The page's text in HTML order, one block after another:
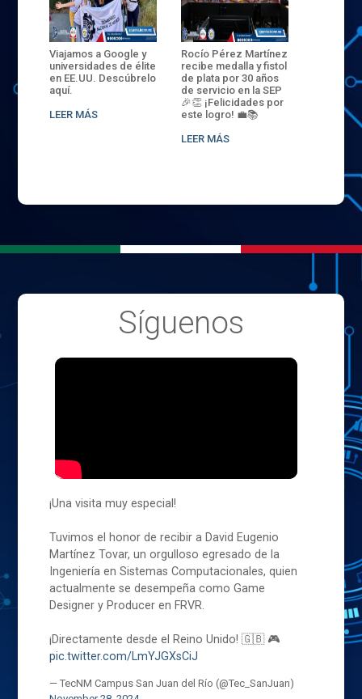
Viajamos a Google y
universidades de élite
en EE.UU. Descúbrelo
aquí.
LEER MÁS
Rocío Pérez Martínez
recibe medalla y fistol
de plata por 30 años
de servicio en la SEP
🎉👏 ¡Felicidades por
este logro! 💼📚
LEER MÁS
ENECB-
del
batalla.
32
sede
Síguenos
¡Una visita muy especial!
Tuvimos el honor de recibir a David Eugenio
Martínez Tovar, un orgulloso egresado de la
Ingeniería en Sistemas Computacionales, quien
actualmente se desempeña como Game
Designer y Producer en FRVR.
¡Directamente desde el Reino Unido! 🇬🇧 🎮
pic.twitter.com/LmYJGXsCiJ
— TecNM Campus San Juan del Río (@Tec_SanJuan)